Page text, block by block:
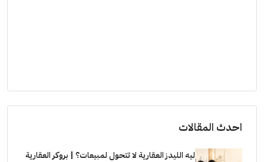
احدث المقالات
ليه الليدز العقارية لا تتحول لمبيعات؟ | بروكر العقارية